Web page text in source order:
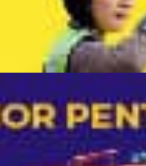
Tentang Apepi
Apepi